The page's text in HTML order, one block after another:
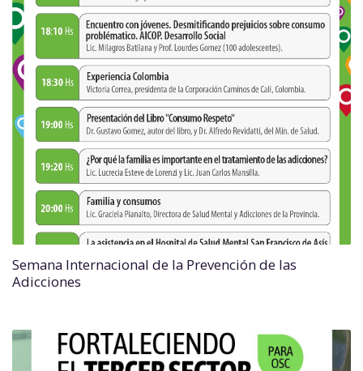
Semana Internacional de la Prevención de las
Adicciones